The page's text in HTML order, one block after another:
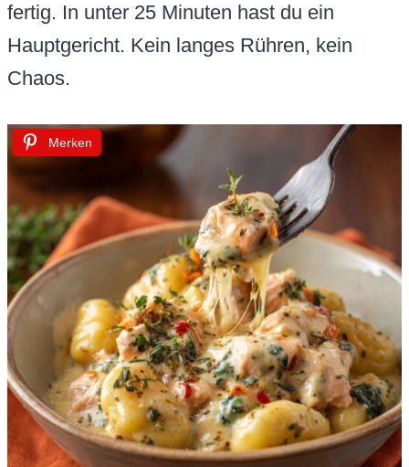
fertig. In unter 25 Minuten hast du ein
Hauptgericht. Kein langes Rühren, kein
Chaos.
Merken